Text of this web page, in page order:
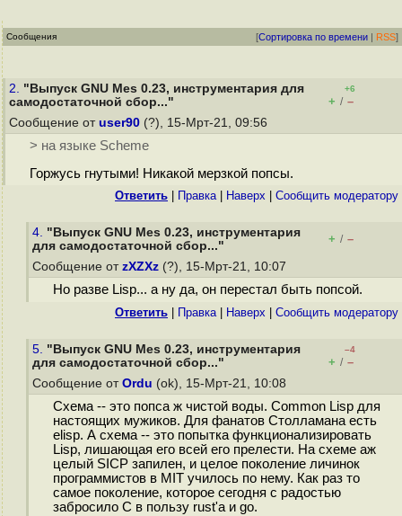
Сообщения [Сортировка по времени | RSS]
2. "Выпуск GNU Mes 0.23, инструментария для
самодостаточной сбор..."
+6
+ / –
Сообщение от user90 (?), 15-Мрт-21, 09:56
> на языке Scheme
Горжусь гнутыми! Никакой мерзкой попсы.
Ответить Правка| Наверх Cообщить модератору
4. "Выпуск GNU Mes 0.23, инструментария
для самодостаточной сбор..."
+ / –
Сообщение от zXZXz (?), 15-Мрт-21, 10:07
Но разве Lisp... а ну да, он перестал быть попсой.
Ответить Правка| Наверх Cообщить модератору
5. "Выпуск GNU Mes 0.23, инструментария
для самодостаточной сбор..."
–4
+ / –
Сообщение от Ordu (ok), 15-Мрт-21, 10:08
Схема -- это попса ж чистой воды. Common Lisp для
настоящих мужиков. Для фанатов Столламана есть
elisp. А схема -- это попытка функционализировать
Lisp, лишающая его всей его прелести. На схеме аж
целый SICP запилен, и целое поколение личинок
программистов в MIT училось по нему. Как раз то
самое поколение, которое сегодня с радостью
забросило C в пользу rust'а и go.